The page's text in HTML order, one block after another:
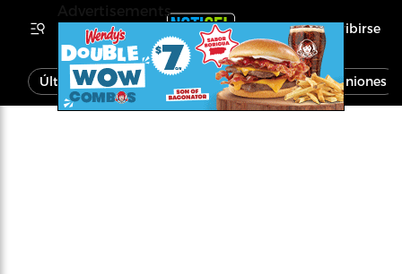
Inscribirse
Última Hora Noticias Economía Opiniones
Advertisements